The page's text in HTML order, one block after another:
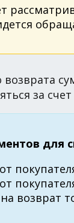
за
для
возврат